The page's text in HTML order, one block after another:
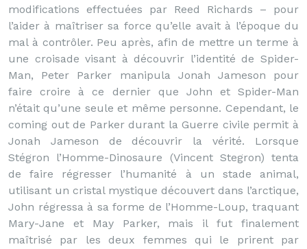
modifications effectuées par Reed Richards – pour
l’aider à maîtriser sa force qu’elle avait à l’époque du
mal à contrôler. Peu après, afin de mettre un terme à
une croisade visant à découvrir l’identité de Spider-
Man, Peter Parker manipula Jonah Jameson pour
faire croire à ce dernier que John et Spider-Man
n’était qu’une seule et même personne. Cependant, le
coming out de Parker durant la Guerre civile permit à
Jonah Jameson de découvrir la vérité. Lorsque
Stégron l’Homme-Dinosaure (Vincent Stegron) tenta
de faire régresser l’humanité à un stade animal,
utilisant un cristal mystique découvert dans l’arctique,
John régressa à sa forme de l’Homme-Loup, traquant
Mary-Jane et May Parker, mais il fut finalement
maîtrisé par les deux femmes qui le prirent par